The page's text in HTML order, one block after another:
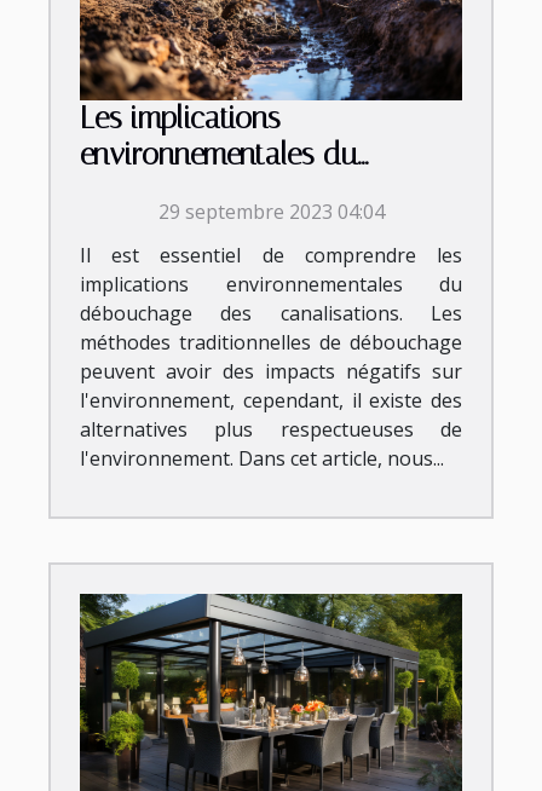
Les implications
environnementales du
canalisations
29 septembre 2023 04:04
Il est essentiel de comprendre les
implications environnementales du
débouchage des canalisations. Les
méthodes traditionnelles de débouchage
peuvent avoir des impacts négatifs sur
l'environnement, cependant, il existe des
alternatives plus respectueuses de
l'environnement. Dans cet article, nous...